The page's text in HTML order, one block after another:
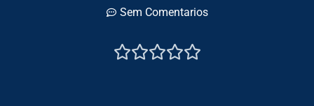
Sem Comentarios
